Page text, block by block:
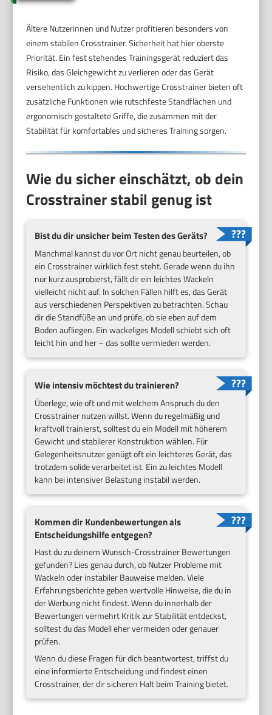
Ältere Nutzerinnen und Nutzer profitieren besonders von
einem stabilen Crosstrainer. Sicherheit hat hier oberste
Priorität. Ein fest stehendes Trainingsgerät reduziert das
Risiko, das Gleichgewicht zu verlieren oder das Gerät
versehentlich zu kippen. Hochwertige Crosstrainer bieten oft
zusätzliche Funktionen wie rutschfeste Standflächen und
ergonomisch gestaltete Griffe, die zusammen mit der
Stabilität für komfortables und sicheres Training sorgen.
Wie du sicher einschätzt, ob dein
Crosstrainer stabil genug ist
Bist du dir unsicher beim Testen des Geräts?
Manchmal kannst du vor Ort nicht genau beurteilen, ob
ein Crosstrainer wirklich fest steht. Gerade wenn du ihn
nur kurz ausprobierst, fällt dir ein leichtes Wackeln
vielleicht nicht auf. In solchen Fällen hilft es, das Gerät
aus verschiedenen Perspektiven zu betrachten. Schau
dir die Standfüße an und prüfe, ob sie eben auf dem
Boden aufliegen. Ein wackeliges Modell schiebt sich oft
leicht hin und her – das sollte vermieden werden.
Wie intensiv möchtest du trainieren?
Überlege, wie oft und mit welchem Anspruch du den
Crosstrainer nutzen willst. Wenn du regelmäßig und
kraftvoll trainierst, solltest du ein Modell mit höherem
Gewicht und stabilerer Konstruktion wählen. Für
Gelegenheitsnutzer genügt oft ein leichteres Gerät, das
trotzdem solide verarbeitet ist. Ein zu leichtes Modell
kann bei intensiver Belastung instabil werden.
Kommen dir Kundenbewertungen als
Entscheidungshilfe entgegen?
Hast du zu deinem Wunsch-Crosstrainer Bewertungen
gefunden? Lies genau durch, ob Nutzer Probleme mit
Wackeln oder instabiler Bauweise melden. Viele
Erfahrungsberichte geben wertvolle Hinweise, die du in
der Werbung nicht findest. Wenn du innerhalb der
Bewertungen vermehrt Kritik zur Stabilität entdeckst,
solltest du das Modell eher vermeiden oder genauer
prüfen.
Wenn du diese Fragen für dich beantwortest, triffst du
eine informierte Entscheidung und findest einen
Crosstrainer, der dir sicheren Halt beim Training bietet.